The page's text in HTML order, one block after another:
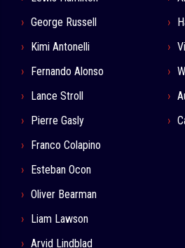
George Russell
Kimi Antonelli
Fernando Alonso
Lance Stroll
Pierre Gasly
Franco Colapino
Esteban Ocon
Oliver Bearman
Liam Lawson
Arvid Lindblad